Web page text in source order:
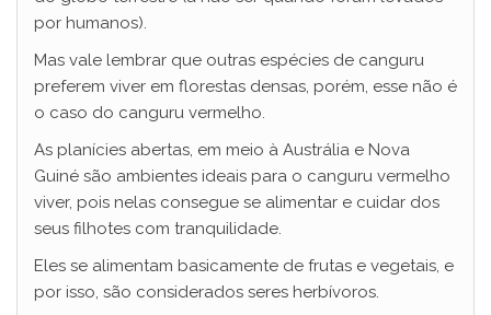
por humanos).
Mas vale lembrar que outras espécies de canguru
preferem viver em florestas densas, porém, esse não é
o caso do canguru vermelho.
As planícies abertas, em meio à Austrália e Nova
Guiné são ambientes ideais para o canguru vermelho
viver, pois nelas consegue se alimentar e cuidar dos
seus filhotes com tranquilidade.
Eles se alimentam basicamente de frutas e vegetais, e
por isso, são considerados seres herbívoros.